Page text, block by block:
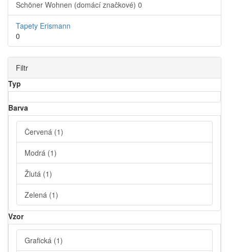
Schöner Wohnen (domácí značkové) 0
Tapety Erismann
0
Filtr
Typ
Barva
Červená (1)
Modrá (1)
Žlutá (1)
Zelená (1)
Vzor
Grafická (1)